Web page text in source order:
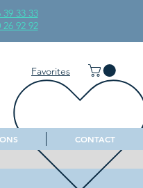
39 33 33
26 92 92
Favorites
CONTACT